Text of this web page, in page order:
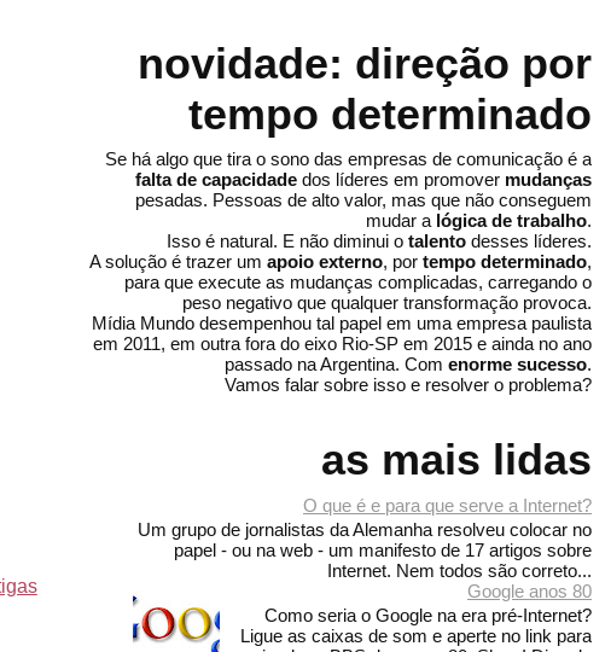
novidade: direção por
tempo determinado
Se há algo que tira o sono das empresas de comunicação é a
falta de capacidade dos líderes em promover mudanças
pesadas. Pessoas de alto valor, mas que não conseguem
mudar a lógica de trabalho.
Isso é natural. E não diminui o talento desses líderes.
A solução é trazer um apoio externo, por tempo determinado,
para que execute as mudanças complicadas, carregando o
peso negativo que qualquer transformação provoca.
Mídia Mundo desempenhou tal papel em uma empresa paulista
em 2011, em outra fora do eixo Rio-SP em 2015 e ainda no ano
passado na Argentina. Com enorme sucesso.
Vamos falar sobre isso e resolver o problema?
as mais lidas
O que é e para que serve a Internet?
Um grupo de jornalistas da Alemanha resolveu colocar no
papel - ou na web - um manifesto de 17 artigos sobre
Internet. Nem todos são correto...
Google anos 80
Como seria o Google na era pré-Internet?
Ligue as caixas de som e aperte no link para